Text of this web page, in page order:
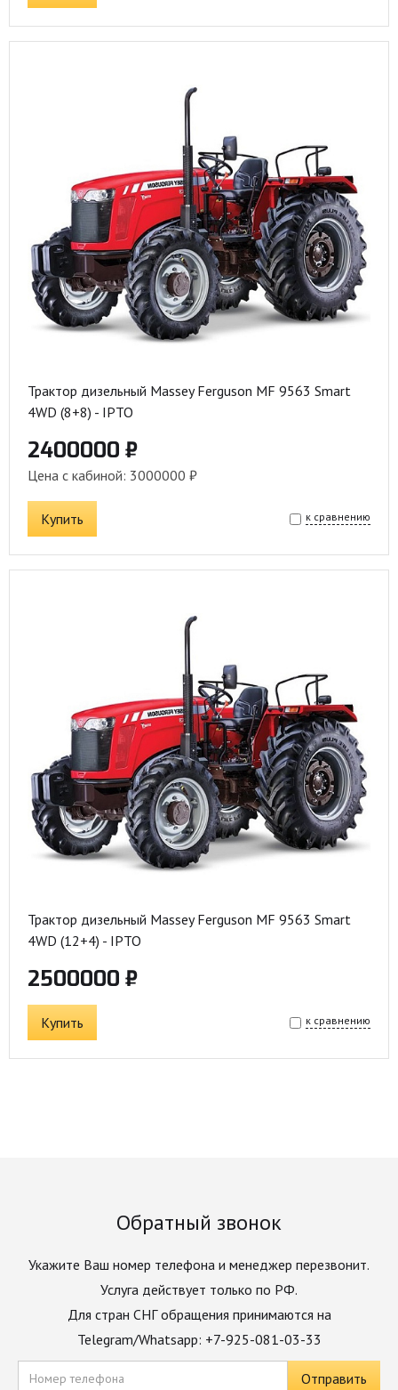
Трактор дизельный Massey Ferguson MF 9563 Smart
4WD (8+8) - IPTO
2400000 ₽
Цена с кабиной: 3000000 ₽
Купить к сравнению
Трактор дизельный Massey Ferguson MF 9563 Smart
4WD (12+4) - IPTO
2500000 ₽
Купить к сравнению
Обратный звонок
Укажите Ваш номер телефона и менеджер перезвонит.
Услуга действует только по РФ.
Для стран СНГ обращения принимаются на
Telegram/Whatsapp: +7-925-081-03-33